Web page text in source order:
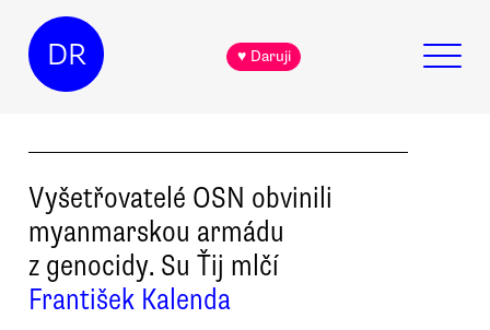
DR ♥ Daruji
Vyšetřovatelé OSN obvinili
myanmarskou armádu
z genocidy. Su Ťij mlčí
František Kalenda